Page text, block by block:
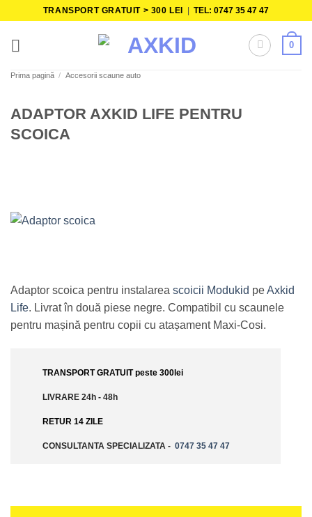
content
TRANSPORT GRATUIT > 300 LEI |TEL: 0747 35 47 47
0
Prima pagină / Accesorii scaune auto
ADAPTOR AXKID LIFE PENTRU
SCOICA
Adaptor scoica pentru instalarea scoicii Modukid peAxkid
Life. Livrat în două piese negre. Compatibil cu scaunele
pentru mașină pentru copii cu atașament Maxi-Cosi.
TRANSPORT GRATUIT peste 300lei
LIVRARE 24h - 48h
RETUR 14 ZILE
CONSULTANTA SPECIALIZATA - 0747 35 47 47